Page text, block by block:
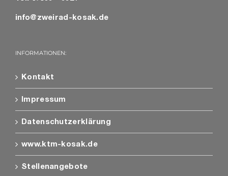
info@zweirad-kosak.de
INFORMATIONEN:
Kontakt
Impressum
Datenschutzerklärung
www.ktm-kosak.de
Stellenangebote